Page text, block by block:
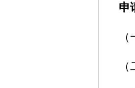
申